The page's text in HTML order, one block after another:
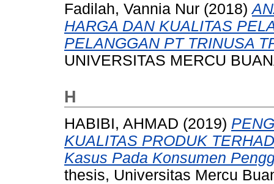
Fadilah, Vannia Nur (2018)
HARGA DAN KUALITAS
PELANGGAN PT TRINUSA
UNIVERSITAS MERCU
H
HABIBI, AHMAD (2019)
KUALITAS PRODUK
Kasus Pada Konsumen
thesis, Universitas Mercu